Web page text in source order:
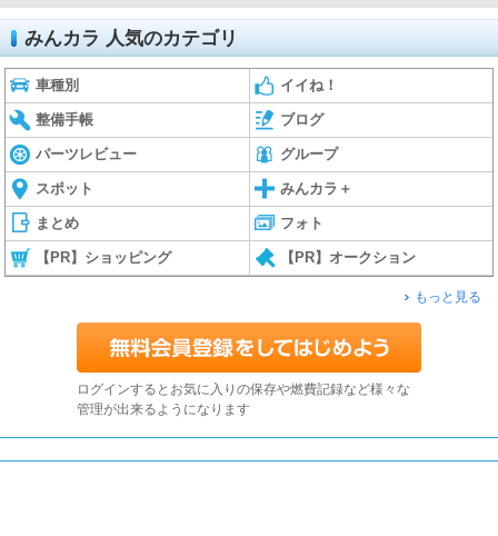
みんカラ 人気のカテゴリ
車種別 イイね！
整備手帳 ブログ
パーツレビュー グループ
スポット みんカラ＋
まとめ フォト
【PR】ショッピング 【PR】オークション
もっと見る
ログインするとお気に入りの保存や燃費記録など様々な
管理が出来るようになります